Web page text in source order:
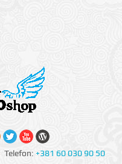
Telefon: +381 60 030 90 50